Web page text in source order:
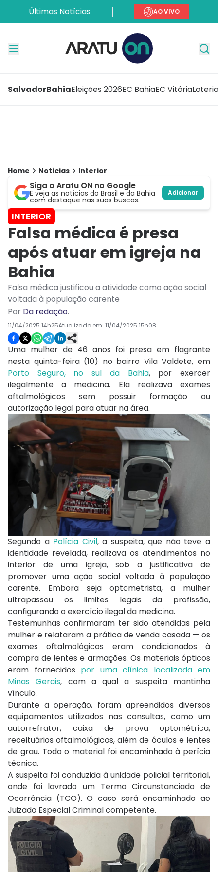
Últimas Notícias AO VIVO
SalvadorBahiaEleições 2026EC BahiaEC Vitória
Home Notícias Interior
Siga o Aratu ON no Google
E veja as notícias do Brasil e da Bahia
com destaque nas suas buscas.
Adicionar
INTERIOR
Falsa médica é presa
após atuar em igreja na
Bahia
Falsa médica justificou a atividade como ação social
voltada à população carente
Por Da redação.
11/04/2025 14h25Atualizado em: 11/04/2025 15h08
Uma mulher de 46 anos foi presa em flagrante
nesta quinta-feira (10) no bairro Vila Valdete, em
Porto Seguro, no sul da Bahia, por exercer
ilegalmente a medicina. Ela realizava exames
oftalmológicos sem possuir formação ou
autorização legal para atuar na área.
Segundo a Polícia Civil, a suspeita, que não teve a
identidade revelada, realizava os atendimentos no
interior de uma igreja, sob a justificativa de
promover uma ação social voltada à população
carente. Embora seja optometrista, a mulher
ultrapassou os limites legais da profissão,
configurando o exercício ilegal da medicina.
Testemunhas confirmaram ter sido atendidas pela
mulher e relataram a prática de venda casada — os
exames oftalmológicos eram condicionados à
compra de lentes e armações. Os materiais ópticos
eram fornecidos por uma clínica localizada em
Minas Gerais, com a qual a suspeita mantinha
vínculo.
Durante a operação, foram apreendidos diversos
equipamentos utilizados nas consultas, como um
autorrefrator, caixa de prova optométrica,
receituários oftalmológicos, além de óculos e lentes
de grau. Todo o material foi encaminhado à perícia
técnica.
A suspeita foi conduzida à unidade policial territorial,
onde foi lavrado um Termo Circunstanciado de
Ocorrência (TCO). O caso será encaminhado ao
Juizado Especial Criminal competente.